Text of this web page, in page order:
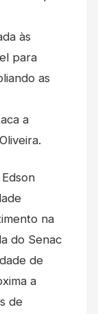
às
para
as
a
na
do Senac
de
a
de